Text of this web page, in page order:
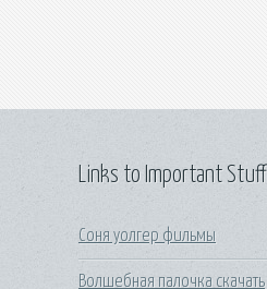
Links to Important Stuff
Соня уолгер фильмы
Волшебная палочка скачать